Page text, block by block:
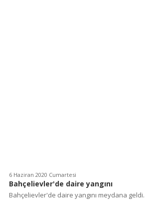
6 Haziran 2020 Cumartesi
Bahçelievler'de daire yangını
Bahçelievler'de daire yangını meydana geldi.